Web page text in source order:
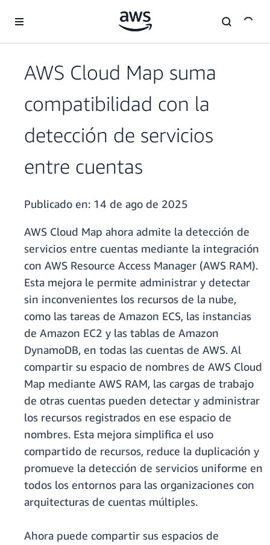
AWS Cloud Map suma
compatibilidad con la
detección de servicios
entre cuentas
Publicado en: 14 de ago de 2025
AWS Cloud Map ahora admite la detección de
servicios entre cuentas mediante la integración
con AWS Resource Access Manager (AWS RAM).
Esta mejora le permite administrar y detectar
sin inconvenientes los recursos de la nube,
como las tareas de Amazon ECS, las instancias
de Amazon EC2 y las tablas de Amazon
DynamoDB, en todas las cuentas de AWS. Al
compartir su espacio de nombres de AWS Cloud
Map mediante AWS RAM, las cargas de trabajo
de otras cuentas pueden detectar y administrar
los recursos registrados en ese espacio de
nombres. Esta mejora simplifica el uso
compartido de recursos, reduce la duplicación y
promueve la detección de servicios uniforme en
todos los entornos para las organizaciones con
arquitecturas de cuentas múltiples.
Ahora puede compartir sus espacios de